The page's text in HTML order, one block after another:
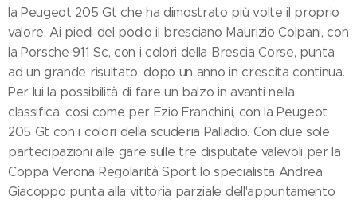
la Peugeot 205 Gt che ha dimostrato più volte il proprio
valore. Ai piedi del podio il bresciano Maurizio Colpani, con
la Porsche 911 Sc, con i colori della Brescia Corse, punta
ad un grande risultato, dopo un anno in crescita continua.
Per lui la possibilità di fare un balzo in avanti nella
classifica, cosi come per Ezio Franchini, con la Peugeot
205 Gt con i colori della scuderia Palladio. Con due sole
partecipazioni alle gare sulle tre disputate valevoli per la
Coppa Verona Regolarità Sport lo specialista Andrea
Giacoppo punta alla vittoria parziale dell'appuntamento